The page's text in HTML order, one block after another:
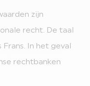
zijn
recht. De taal
In het geval
rechtbanken